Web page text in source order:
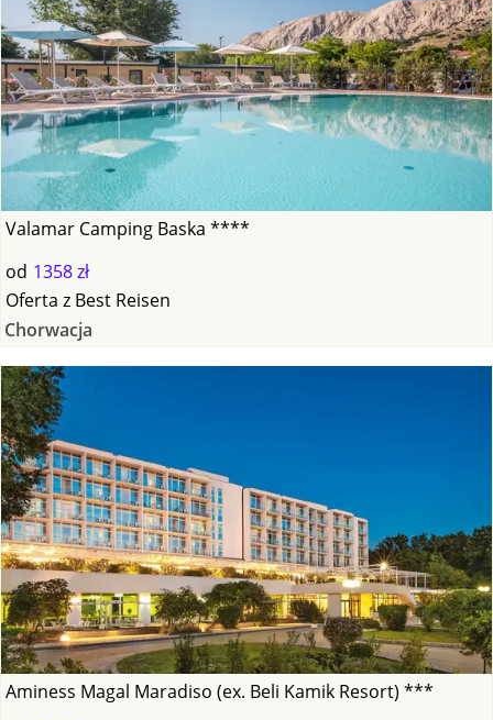
Valamar Camping Baska ****
od 1358 zł
Oferta z Best Reisen
Chorwacja
Aminess Magal Maradiso (ex. Beli Kamik Resort) ***